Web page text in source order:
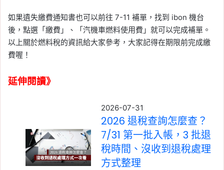
如果遺失繳費通知書也可以前往 7-11 補單，找到 ibon 機台
後，點選「繳費」、「汽機車燃料使用費」就可以完成補單。
以上關於燃料稅的資訊給大家參考，大家記得在期限前完成繳
費喔！
延伸閱讀》
2026-07-31
2026 退稅查詢怎麼查？
7/31 第一批入帳，3 批退
稅時間、沒收到退稅處理
方式整理